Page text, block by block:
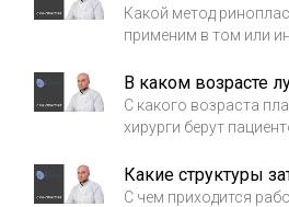
Какой метод
применим в том или
хирурга?
С какого возраста
хирурги берут
С чем приходится